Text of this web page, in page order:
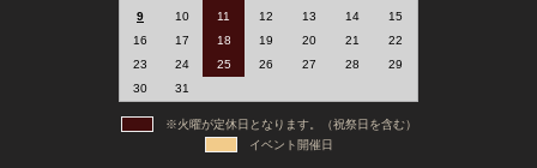
9
10 11 12 13 14
15
16
17 18 19 20 21
22
23
24 25 26 27 28
29
30
31
※火曜が定休日となります。（祝祭日を含む）
イベント開催日